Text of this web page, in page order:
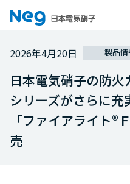
2026年4月20日 製品情
日本電気硝子の防
シリーズがさらに
「ファイアライト®
売